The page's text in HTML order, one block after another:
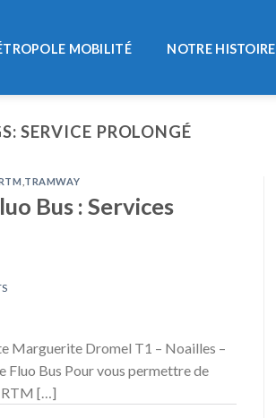
MOBILITÉ NOTRE HISTOIRE
SERVICE PROLONGÉ
TRAMWAY
Bus : Services
Marguerite Dromel T1 – Noailles –
Fluo Bus Pour vous permettre de
RTM […]